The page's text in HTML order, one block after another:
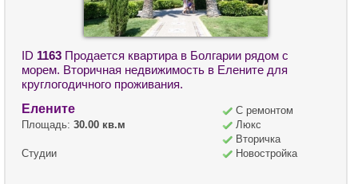
ID 1163 Продается квартира в Болгарии рядом с
морем. Вторичная недвижимость в Елените для
круглогодичного проживания.
Елените
Площадь: 30.00 кв.м
Студии
С ремонтом
Люкс
Вторичка
Новостройка